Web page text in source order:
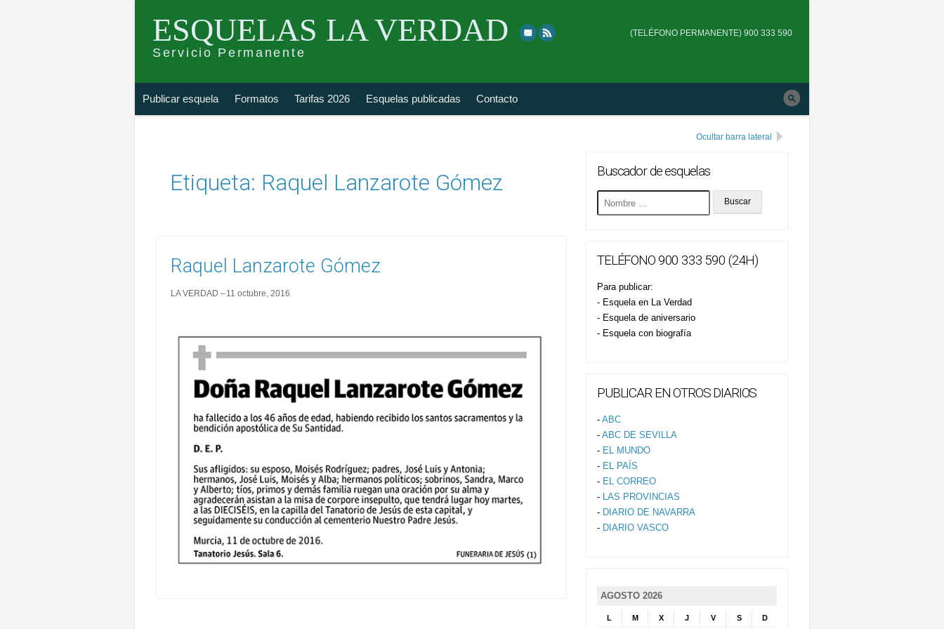
ESQUELAS LA VERDAD
Servicio Permanente
to
top
main
(TELÉFONO PERMANENTE) 900 333 590
Publicar esquela Formatos Tarifas 2026 Esquelas publicadas Contacto
esquela
Etiqueta: Raquel Lanzarote Gómez
Raquel Lanzarote Gómez
LA VERDAD 11 octubre, 2016
Ocultar barra lateral
Buscador de esquelas
Buscar
esquela
TELÉFONO 900 333 590 (24H)
Para publicar:
- Esquela en La Verdad
- Esquela de aniversario
- Esquela con biografía
PUBLICAR EN OTROS DIARIOS
- ABC
- ABC DE SEVILLA
- EL MUNDO
- EL PAÍS
- EL CORREO
- LAS PROVINCIAS
- DIARIO DE NAVARRA
- DIARIO VASCO
AGOSTO 2026
L M X J V S D